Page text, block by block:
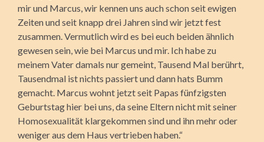
mir und Marcus, wir kennen uns auch schon seit ewigen
Zeiten und seit knapp drei Jahren sind wir jetzt fest
zusammen. Vermutlich wird es bei euch beiden ähnlich
gewesen sein, wie bei Marcus und mir. Ich habe zu
meinem Vater damals nur gemeint, Tausend Mal berührt,
Tausendmal ist nichts passiert und dann hats Bumm
gemacht. Marcus wohnt jetzt seit Papas fünfzigsten
Geburtstag hier bei uns, da seine Eltern nicht mit seiner
Homo­sexualität klargekommen sind und ihn mehr oder
weniger aus dem Haus vertrieben haben.“